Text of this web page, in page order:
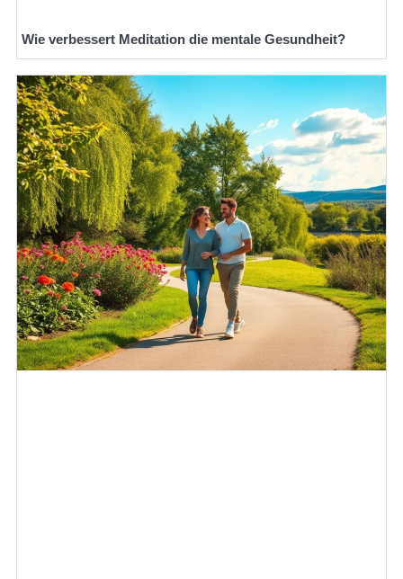
Wie verbessert Meditation die mentale Gesundheit?